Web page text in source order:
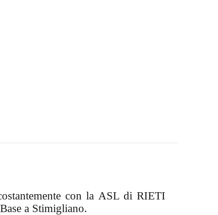
con la ASL di RIETI
a Stimigliano.